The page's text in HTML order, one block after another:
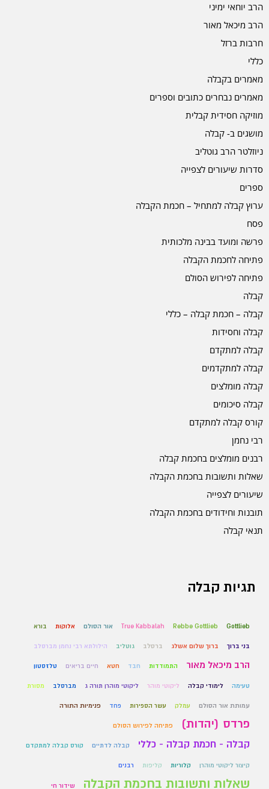
הרב יוחאי ימיני
הרב מיכאל מאור
חרבות ברזל
כללי
מאמרים בקבלה
מאמרים נבחרים כתובים וספרים
מוזיקה חסידית קבלית
מושגים ב- קבלה
ניוזלטר הרב גוטליב
סדרות שיעורים לצפייה
ספרים
ערוץ קבלה למתחיל – חכמת הקבלה
פסח
פרשה ומועד בבינה מלכותית
פתיחה לחכמת הקבלה
פתיחה לפירוש הסולם
קבלה
קבלה – חכמת קבלה – כללי
קבלה וחסידות
קבלה למתקדם
קבלה למתקדמים
קבלה מומלצים
קבלה סיכומים
קורס קבלה למתקדם
רבי נחמן
רבנים מומלצים בחכמת קבלה
שאלות ותשובות בחכמת הקבלה
שיעורים לצפייה
תובנות וחידודים בחכמת הקבלה
תנאי קבלה
תגיות קבלה
Gottlieb
Rebbe Gottlieb
True Kabbalah אור הסולם אלוקות בורא
בני ברוך ברוך שלום אשלג ברסלב גוטליב הילולתא רבי נחמן מברסלב
הרב מיכאל מאור התמודדות חבד חטא חיים בריאים טלזסטון
טעימה לימודי קבלה ליקוטי מוהר ליקוטי מוהרן תורה ג מברסלב מסורת
עמותת אור הסולם עמלק עשר הספירות פחד פנימיות התורה
פרדס (יהדות) פתיחה לפירוש הסולם
קבלה - חכמת קבלה - כללי קבלה לדתיים קורס קבלה למתקדם
קיצור ליקוטי מוהרן קלוריות קליפות רבנים
שאלות ותשובות בחכמת הקבלה שידור חי